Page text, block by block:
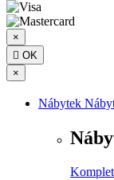
×
 OK
×
Nábytek